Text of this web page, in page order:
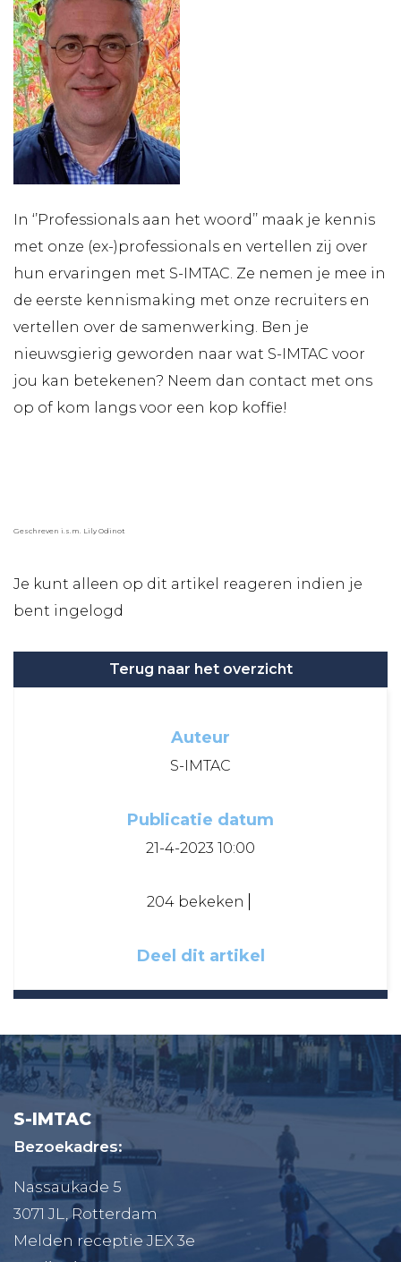
In ‘’Professionals aan het woord’’ maak je kennis
met onze (ex-)professionals en vertellen zij over
hun ervaringen met S-IMTAC. Ze nemen je mee in
de eerste kennismaking met onze recruiters en
vertellen over de samenwerking. Ben je
nieuwsgierig geworden naar wat S-IMTAC voor
jou kan betekenen? Neem dan contact met ons
op of kom langs voor een kop koffie!
Geschreven i.s.m. Lily Odinot
Je kunt alleen op dit artikel reageren indien je
bent ingelogd
Terug naar het overzicht
Auteur
S-IMTAC
Publicatie datum
21-4-2023 10:00
204 bekeken
Deel dit artikel
S-IMTAC
Bezoekadres:
Nassaukade 5
3071 JL, Rotterdam
Melden receptie JEX 3e